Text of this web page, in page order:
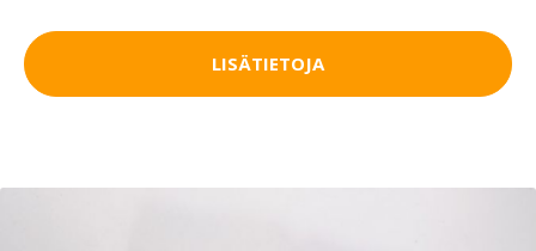
LISÄTIETOJA